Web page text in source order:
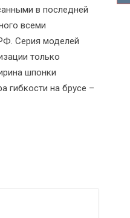
в последней
всеми
Серия моделей
только
шпонки
гибкости на брусе –